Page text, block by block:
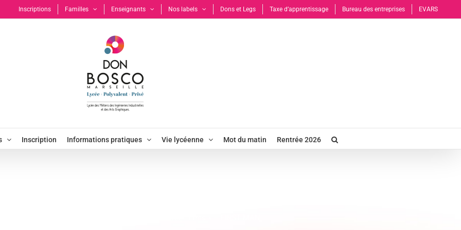
Inscriptions Familles Enseignants Nos labels Dons et Legs Taxe d’apprentissage Bureau des entreprises EVARS
Inscription Informations pratiques Vie lycéenne Mot du matin Rentrée 2026